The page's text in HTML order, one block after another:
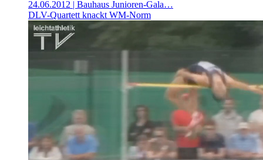
24.06.2012 | Bauhaus Junioren-Gala…
DLV-Quartett knackt WM-Norm